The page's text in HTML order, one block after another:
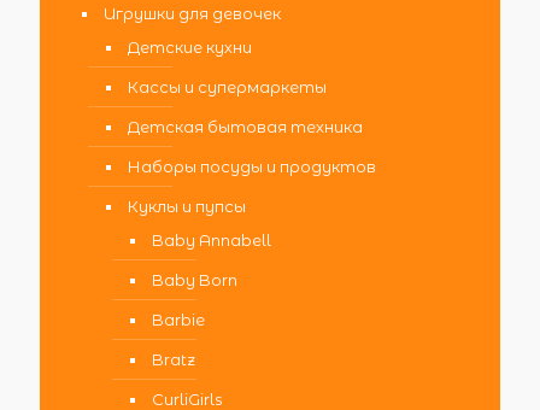
Игрушки для девочек
Детские кухни
Кассы и супермаркеты
Детская бытовая техника
Наборы посуды и продуктов
Куклы и пупсы
Baby Annabell
Baby Born
Barbie
Bratz
CurliGirls